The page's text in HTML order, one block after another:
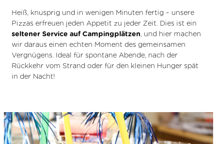
Heiß, knusprig und in wenigen Minuten fertig – unsere
Pizzas erfreuen jeden Appetit zu jeder Zeit. Dies ist ein
seltener Service auf Campingplätzen, und hier machen
wir daraus einen echten Moment des gemeinsamen
Vergnügens. Ideal für spontane Abende, nach der
Rückkehr vom Strand oder für den kleinen Hunger spät
in der Nacht!